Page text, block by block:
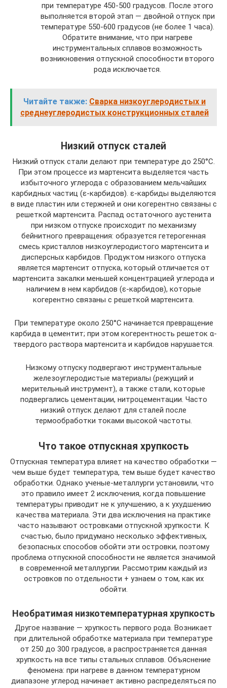
при температуре 450-500 градусов. После этого
выполняется второй этап — двойной отпуск при
температуре 550-600 градусов (не более 1 часа).
Обратите внимание, что при нагреве
инструментальных сплавов возможность
возникновения отпускной способности второго
рода исключается.
Читайте также: Сварка низкоуглеродистых и
среднеуглеродистых конструкционных сталей
Низкий отпуск сталей
Низкий отпуск стали делают при температуре до 250°С.
При этом процессе из мартенсита выделяется часть
избыточного углерода с образованием мельчайших
карбидных частиц (ε-карбидов). ε-карбиды выделяются
в виде пластин или стержней и они когерентно связаны с
решеткой мартенсита. Распад остаточного аустенита
при низком отпуске происходит по механизму
бейнитного превращения: образуется гетерогенная
смесь кристаллов низкоуглеродистого мартенсита и
дисперсных карбидов. Продуктом низкого отпуска
является мартенсит отпуска, который отличается от
мартенсита закалки меньшей концентрацией углерода и
наличием в нем карбидов (ε-карбидов), которые
когерентно связаны с решеткой мартенсита.
При температуре около 250°С начинается превращение
карбида в цементит; при этом когерентность решеток α-
твердого раствора мартенсита и карбидов нарушается.
Низкому отпуску подвергают инструментальные
железоуглеродистые материалы (режущий и
мерительный инструмент), а также стали, которые
подвергались цементации, нитроцементации. Часто
низкий отпуск делают для сталей после
термообработки токами высокой частоты.
Что такое отпускная хрупкость
Отпускная температура влияет на качество обработки —
чем выше будет температура, тем выше будет качество
обработки. Однако ученые-металлурги установили, что
это правило имеет 2 исключения, когда повышение
температуры приводит не к улучшению, а к ухудшению
качества материала. Эти два исключения на практике
часто называют островками отпускной хрупкости. К
счастью, было придумано несколько эффективных,
безопасных способов обойти эти островки, поэтому
проблема отпускной способности не является значимой
в современной металлургии. Рассмотрим каждый из
островков по отдельности + узнаем о том, как их
обойти.
Необратимая низкотемпературная хрупкость
Другое название — хрупкость первого рода. Возникает
при длительной обработке материала при температуре
от 250 до 300 градусов, а распространяется данная
хрупкость на все типы стальных сплавов. Объяснение
феномена: при нагреве в данном температурном
диапазоне углерод начинает активно распределяться по